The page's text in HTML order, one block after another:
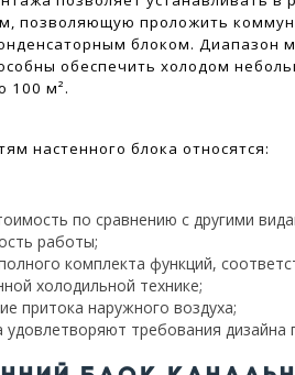
позволяющую проложить
блоком. Диапазон
обеспечить холодом
100 м².
настенного блока относятся:
по сравнению с другими
работы;
комплекта функций,
холодильной технике;
притока наружного воздуха;
удовлетворяют требования